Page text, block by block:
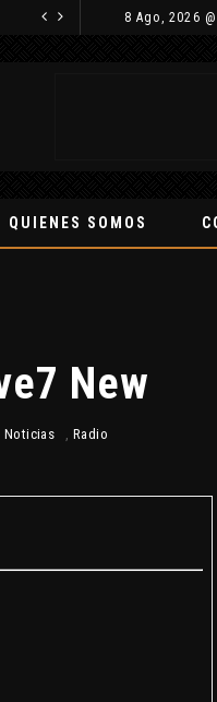
8 Ago, 2026
QUIENES SOMOS
New
Noticias , Radio